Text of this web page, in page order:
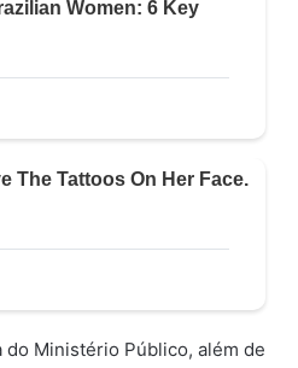
do Ministério Público, além de